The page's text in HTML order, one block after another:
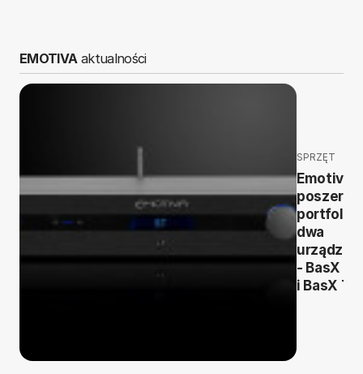
EMOTIVAaktualności
SPRZĘT
Emotiva
poszerza
portfolio
dwa
- BasX
i BasX